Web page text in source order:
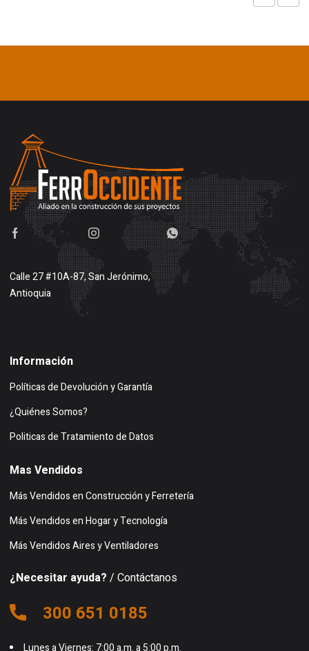
Calle 27 #10A-87, San Jerónimo,
Antioquia
Información
Políticas de Devolución y Garantía
¿Quiénes Somos?
Politicas de Tratamiento de Datos
Mas Vendidos
Más Vendidos en Construcción y Ferretería
Más Vendidos en Hogar y Tecnología
Más Vendidos Aires y Ventiladores
¿Necesitar ayuda? / Contáctanos
300 651 0185
Lunes a Viernes: 7:00 a.m. a 5:00 p.m.